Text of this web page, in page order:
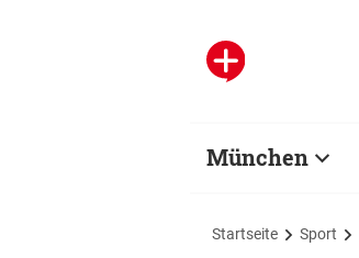
München
Startseite Sport